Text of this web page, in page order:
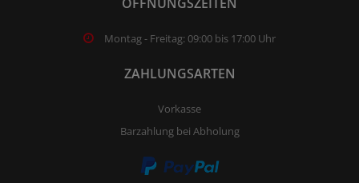
Montag - Freitag: 09:00 bis 17:00 Uhr
ZAHLUNGSARTEN
Vorkasse
Barzahlung bei Abholung